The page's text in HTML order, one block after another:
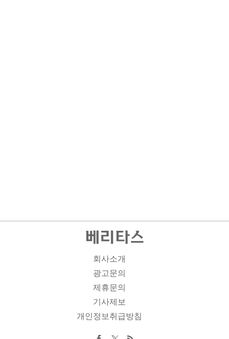
회사소개
광고문의
제휴문의
기사제보
개인정보취급방침